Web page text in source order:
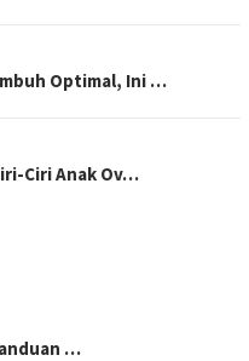
Optimal, Ini …
Ciri Anak Ov…
…